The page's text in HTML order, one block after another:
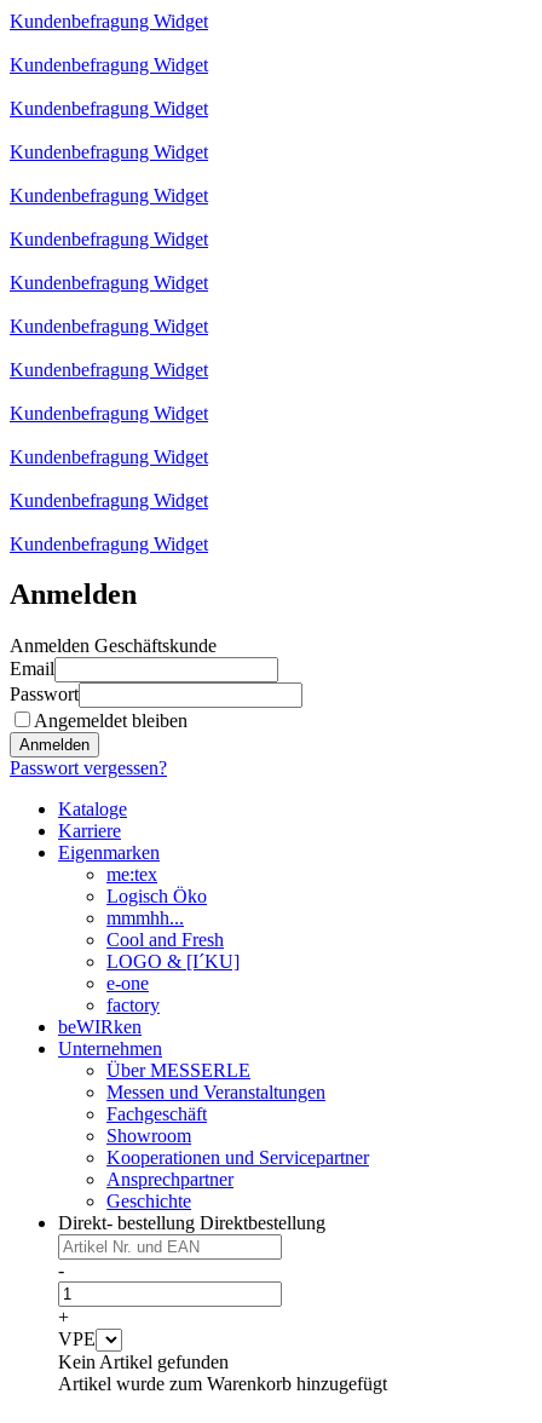
Kundenbefragung Widget
Kundenbefragung Widget
Kundenbefragung Widget
Kundenbefragung Widget
Kundenbefragung Widget
Kundenbefragung Widget
Kundenbefragung Widget
Kundenbefragung Widget
Kundenbefragung Widget
Kundenbefragung Widget
Kundenbefragung Widget
Kundenbefragung Widget
Kundenbefragung Widget
Anmelden
Anmelden Geschäftskunde
Email
Passwort
Angemeldet bleiben
Anmelden
Passwort vergessen?
Kataloge
Karriere
Eigenmarken
me:tex
Logisch Öko
mmmhh...
Cool and Fresh
LOGO & [I´KU]
e-one
factory
beWIRken
Unternehmen
Über MESSERLE
Messen und Veranstaltungen
Fachgeschäft
Showroom
Kooperationen und Servicepartner
Ansprechpartner
Geschichte
Direkt- bestellung Direktbestellung
-
+
VPE
Kein Artikel gefunden
Artikel wurde zum Warenkorb hinzugefügt